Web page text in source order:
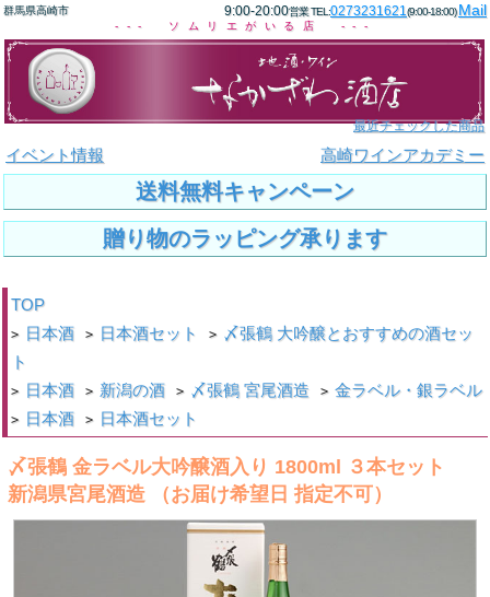
群馬県高崎市 9:00-20:00営業 TEL:0273231621(9:00-18:00)Mail
--- ソムリエがいる店 ---
最近チェックした商品
イベント情報 高崎ワインアカデミー
送料無料キャンペーン
贈り物のラッピング承ります
TOP
> 日本酒 > 日本酒セット > 〆張鶴 大吟醸とおすすめの酒セッ
ト
> 日本酒 > 新潟の酒 > 〆張鶴 宮尾酒造 > 金ラベル・銀ラベル
> 日本酒 > 日本酒セット
〆張鶴 金ラベル大吟醸酒入り 1800ml ３本セット
新潟県宮尾酒造 （お届け希望日 指定不可）